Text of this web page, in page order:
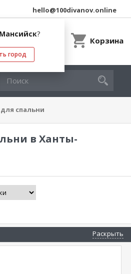
?
город
hello@100divanov.online
Корзина
спальни
в Ханты-
Раскрыть